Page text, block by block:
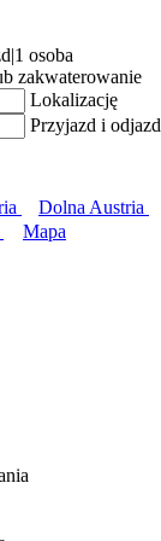
|1 osoba
zakwaterowanie
Lokalizację
Przyjazd i odjazd
Dolna Austria
Mapa